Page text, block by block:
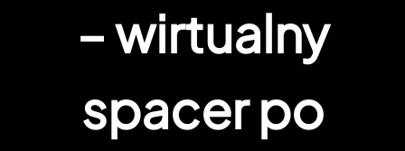
– wirtualny
spacer po